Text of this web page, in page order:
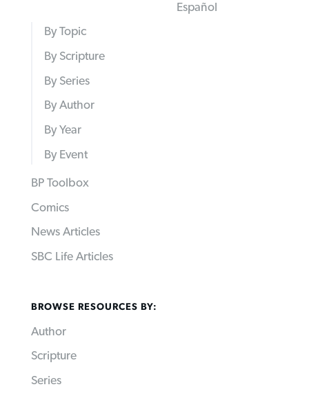
Español
By Topic
By Scripture
By Series
By Author
By Year
By Event
BP Toolbox
Comics
News Articles
SBC Life Articles
BROWSE RESOURCES BY:
Author
Scripture
Series